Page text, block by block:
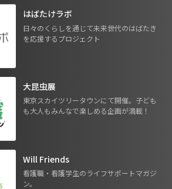
はばたけラボ
日々のくらしを通じて未来世代のはばたき
を応援するプロジェクト
大昆虫展
東京スカイツリータウンにて開催。子ども
も大人もみんなで楽しめる企画が満載！
Will Friends
看護職・看護学生のライフサポートマガジ
ン。